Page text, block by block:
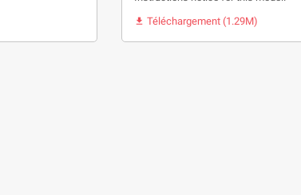
 Téléchargement (1.29M)